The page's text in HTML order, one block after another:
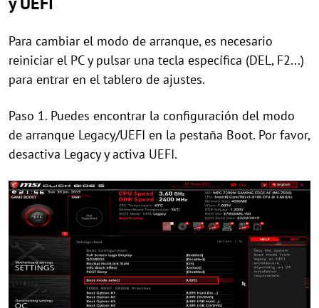
Para cambiar el modo de arranque, es necesario
reiniciar el PC y pulsar una tecla específica (DEL, F2...)
para entrar en el tablero de ajustes.
Paso 1. Puedes encontrar la configuración del modo
de arranque Legacy/UEFI en la pestaña Boot. Por favor,
desactiva Legacy y activa UEFI.